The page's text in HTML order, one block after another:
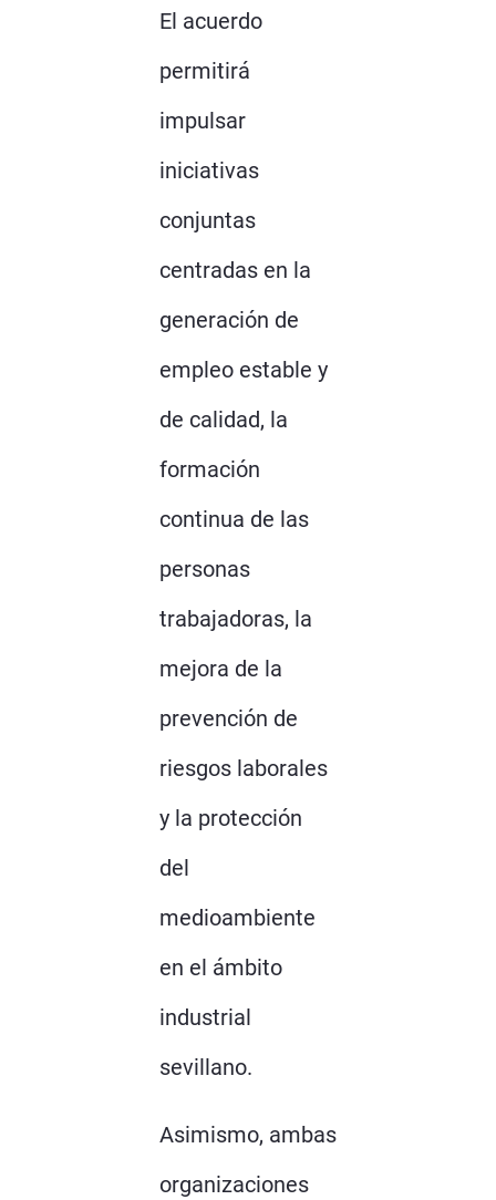
El acuerdo
permitirá
impulsar
iniciativas
conjuntas
centradas en la
generación de
empleo estable y
de calidad, la
formación
continua de las
personas
trabajadoras, la
mejora de la
prevención de
riesgos laborales
y la protección
del
medioambiente
en el ámbito
industrial
sevillano.
Asimismo, ambas
organizaciones